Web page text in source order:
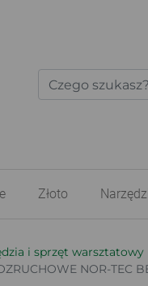
Złoto
i sprzęt warsztatowy
NOR-TEC